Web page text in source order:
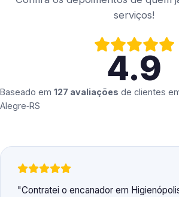
serviços!
4.9
Baseado em 127 avaliações de clientes
Alegre‑RS
Contratei o encanador em